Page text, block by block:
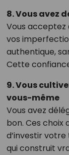
8. Vous avez
Vous acceptez
vos
authentique,
Cette
9. Vous
vous-même
Vous avez
bon. Ces
d’investir
qui construit